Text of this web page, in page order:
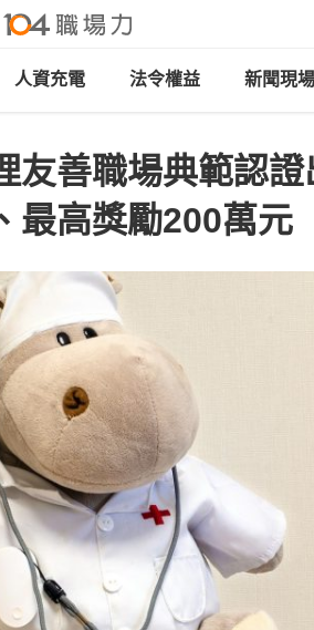
人資充電 法令權益 新聞現場
友善職場典範認
最高獎勵200萬元